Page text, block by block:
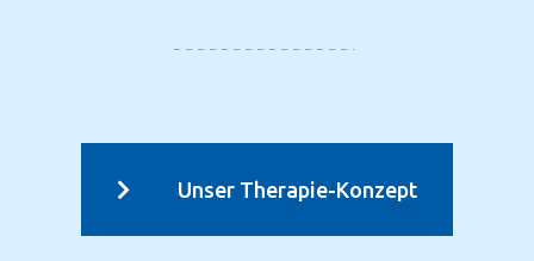
———————————————-
Unser Therapie-Konzept